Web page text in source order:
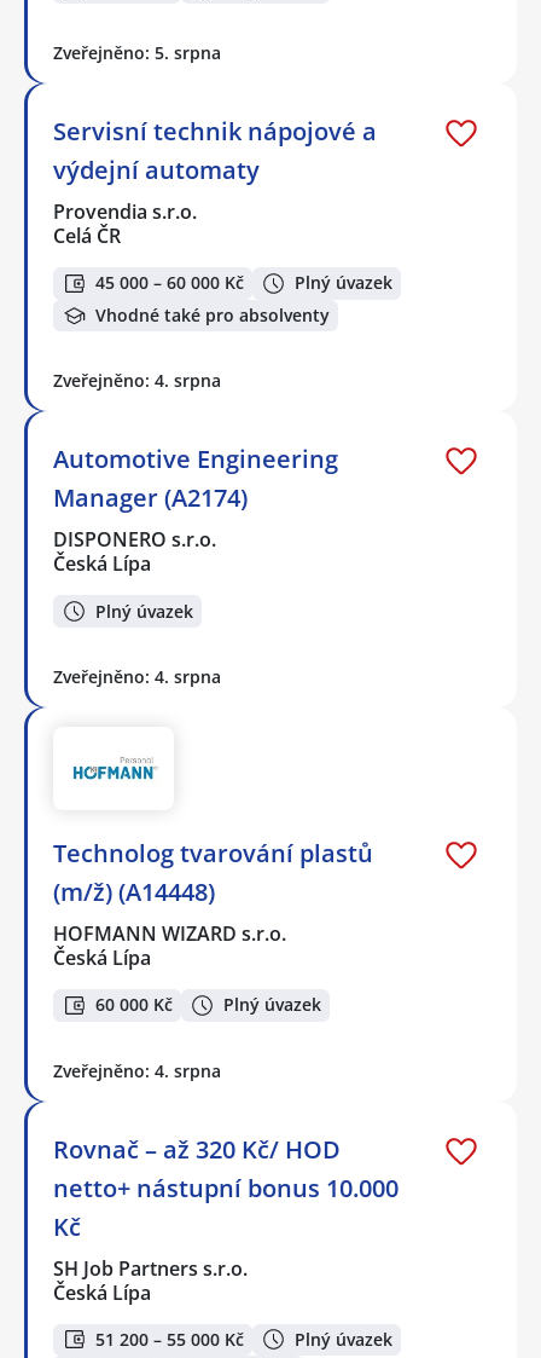
Zveřejněno: 5. srpna
Servisní technik nápojové a
výdejní automaty
Provendia s.r.o.
Celá ČR
45 000 – 60 000 Kč
Plný úvazek
Vhodné také pro absolventy
Zveřejněno: 4. srpna
Automotive Engineering
Manager (A2174)
DISPONERO s.r.o.
Česká Lípa
Plný úvazek
Zveřejněno: 4. srpna
Technolog tvarování plastů
(m/ž) (A14448)
HOFMANN WIZARD s.r.o.
Česká Lípa
60 000 Kč Plný úvazek
Zveřejněno: 4. srpna
Rovnač – až 320 Kč/ HOD
netto+ nástupní bonus 10.000
Kč
SH Job Partners s.r.o.
Česká Lípa
51 200 – 55 000 Kč
Plný úvazek